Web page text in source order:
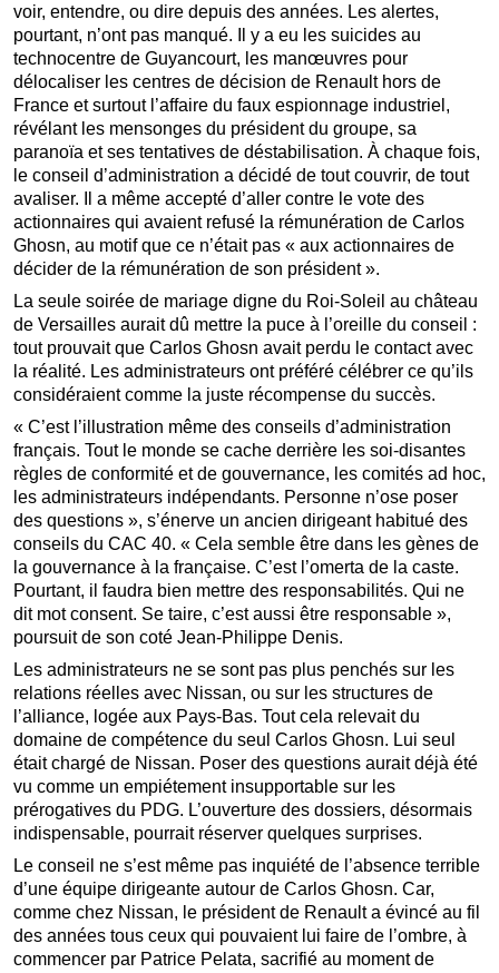
voir, entendre, ou dire depuis des années. Les alertes,
pourtant, n’ont pas manqué. Il y a eu les suicides au
technocentre de Guyancourt, les manœuvres pour
délocaliser les centres de décision de Renault hors de
France et surtout l’affaire du faux espionnage industriel,
révélant les mensonges du président du groupe, sa
paranoïa et ses tentatives de déstabilisation. À chaque fois,
le conseil d’administration a décidé de tout couvrir, de tout
avaliser. Il a même accepté d’aller contre le vote des
actionnaires qui avaient refusé la rémunération de Carlos
Ghosn, au motif que ce n’était pas « aux actionnaires de
décider de la rémunération de son président ».
La seule soirée de mariage digne du Roi-Soleil au château
de Versailles aurait dû mettre la puce à l’oreille du conseil :
tout prouvait que Carlos Ghosn avait perdu le contact avec
la réalité. Les administrateurs ont préféré célébrer ce qu’ils
considéraient comme la juste récompense du succès.
« C’est l’illustration même des conseils d’administration
français. Tout le monde se cache derrière les soi-disantes
règles de conformité et de gouvernance, les comités ad hoc,
les administrateurs indépendants. Personne n’ose poser
des questions », s’énerve un ancien dirigeant habitué des
conseils du CAC 40. « Cela semble être dans les gènes de
la gouvernance à la française. C’est l’omerta de la caste.
Pourtant, il faudra bien mettre des responsabilités. Qui ne
dit mot consent. Se taire, c’est aussi être responsable »,
poursuit de son coté Jean-Philippe Denis.
Les administrateurs ne se sont pas plus penchés sur les
relations réelles avec Nissan, ou sur les structures de
l’alliance, logée aux Pays-Bas. Tout cela relevait du
domaine de compétence du seul Carlos Ghosn. Lui seul
était chargé de Nissan. Poser des questions aurait déjà été
vu comme un empiétement insupportable sur les
prérogatives du PDG. L’ouverture des dossiers, désormais
indispensable, pourrait réserver quelques surprises.
Le conseil ne s’est même pas inquiété de l’absence terrible
d’une équipe dirigeante autour de Carlos Ghosn. Car,
comme chez Nissan, le président de Renault a évincé au fil
des années tous ceux qui pouvaient lui faire de l’ombre, à
commencer par Patrice Pelata, sacrifié au moment de